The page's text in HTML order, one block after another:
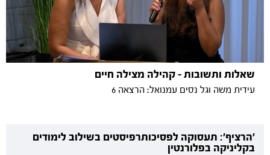
שאלות ותשובות - קהילה מצילה חיים
עידית משה וגל נסים עמנואל: הרצאה 6
'הרציף': תעסוקה לפסיכותרפיסטים בשילוב לימודים
בקליניקה בפלורנטין